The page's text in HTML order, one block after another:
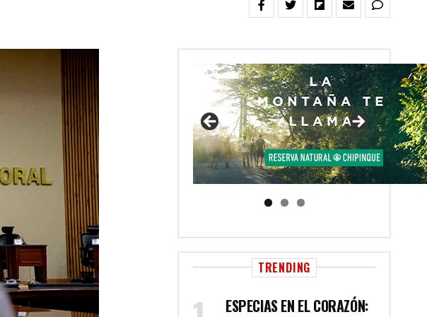
TRENDING
ESPECIAS EN EL CORAZÓN: